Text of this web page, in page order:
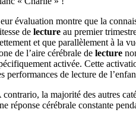
évaluation montre que la
de lectureau premier
et que parallèlement à la
de l’aire cérébrale de lecture
activée. Cette
performances de lecture de
contrario, la majorité des autres
réponse cérébrale constante